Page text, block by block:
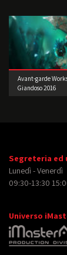
Avant-garde
Giandoso 2016
Segreteria ed
Lunedì - Venerdì
09:30-13:30
Universo